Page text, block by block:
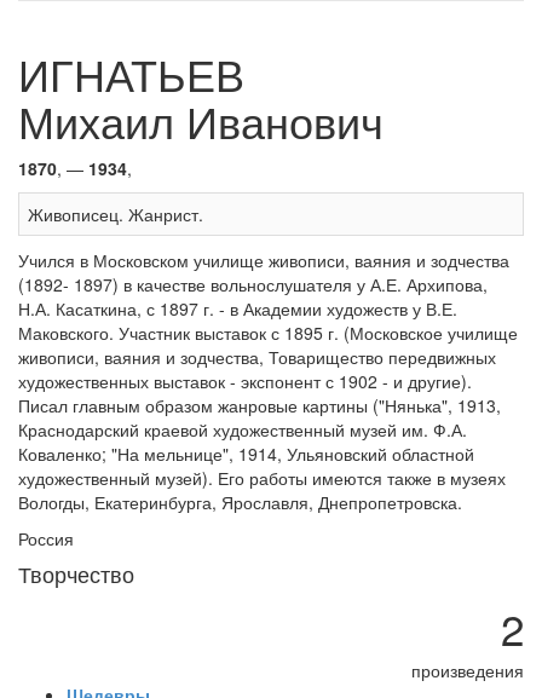
ИГНАТЬЕВ
Михаил Иванович
1870, — 1934,
Живописец. Жанрист.
Учился в Московском училище живописи, ваяния и зодчества
(1892- 1897) в качестве вольнослушателя у А.Е. Архипова,
Н.А. Касаткина, с 1897 г. - в Академии художеств у В.Е.
Маковского. Участник выставок с 1895 г. (Московское училище
живописи, ваяния и зодчества, Товарищество передвижных
художественных выставок - экспонент с 1902 - и другие).
Писал главным образом жанровые картины ("Нянька", 1913,
Краснодарский краевой художественный музей им. Ф.А.
Коваленко; "На мельнице", 1914, Ульяновский областной
художественный музей). Его работы имеются также в музеях
Вологды, Екатеринбурга, Ярославля, Днепропетровска.
Россия
Творчество
2
произведения